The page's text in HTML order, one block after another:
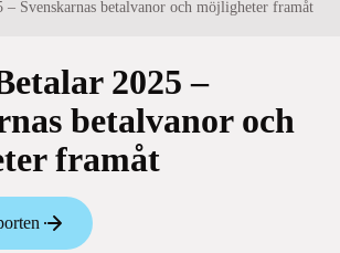
– Svenskarnas betalvanor och möjligheter framåt
2025 –
betalvanor och
framåt